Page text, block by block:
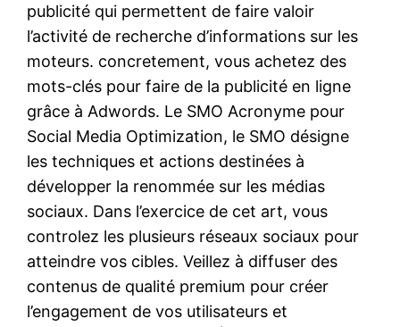
publicité qui permettent de faire valoir
l’activité de recherche d’informations sur les
moteurs. concretement, vous achetez des
mots-clés pour faire de la publicité en ligne
grâce à Adwords. Le SMO Acronyme pour
Social Media Optimization, le SMO désigne
les techniques et actions destinées à
développer la renommée sur les médias
sociaux. Dans l’exercice de cet art, vous
controlez les plusieurs réseaux sociaux pour
atteindre vos cibles. Veillez à diffuser des
contenus de qualité premium pour créer
l’engagement de vos utilisateurs et